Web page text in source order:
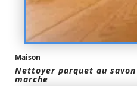
Maison
Nettoyer parquet au
marche